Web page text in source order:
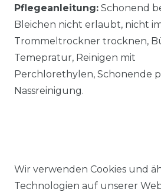
Pflegeanleitung: Schonend
Bleichen nicht erlaubt, nicht
Trommeltrockner trocknen,
Temepratur, Reinigen mit
Perchlorethylen, Schonende
Nassreinigung.
Ähnlicher Artikel
Wir verwenden Cookies und
Technologien auf unserer